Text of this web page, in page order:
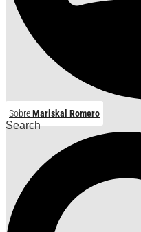
SobreMariskal Romero
Search